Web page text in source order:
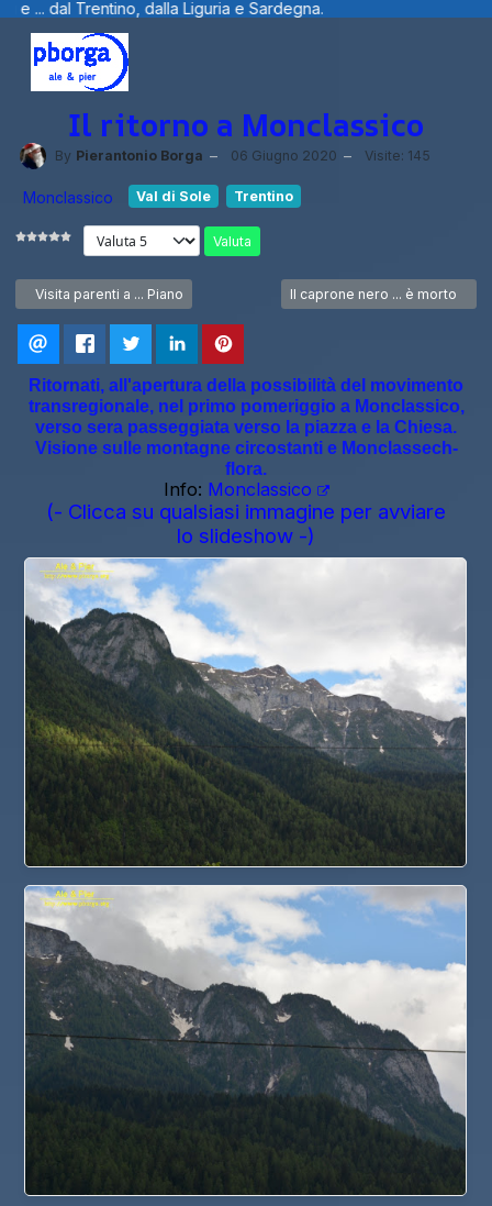
dalla Liguria e Sardegna.
Il ritorno a Monclassico
By Pierantonio Borga 06 Giugno 2020 Visite: 145
Monclassico Val di Sole Trentino
Valuta
Articolo precedente: Visita parenti a ... Piano
Visita parenti a ... Piano Articolo successivo: Il
Il caprone nero ... è morto
Ritornati, all'apertura della possibilità del movimento
transregionale, nel primo pomeriggio a Monclassico,
verso sera passeggiata verso la piazza e la Chiesa.
Visione sulle montagne circostanti e Monclassech-
flora.
Info: Monclassico
(- Clicca su qualsiasi immagine per avviare
lo slideshow -)